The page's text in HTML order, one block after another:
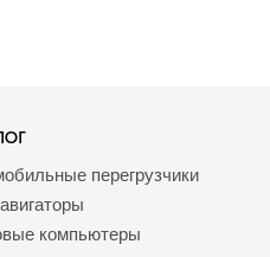
перегрузчики
компьютеры